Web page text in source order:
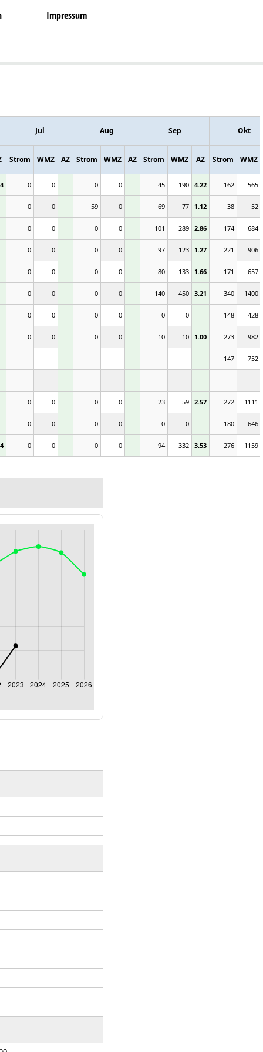
Impressum
Jul Aug Sep Okt
Strom WMZ AZ Strom WMZ AZ Strom WMZ AZ Strom WMZ
0 0 0 0 45 190 4.22 162 565
0 0 59 0 69 77 1.12 38 52
0 0 0 0 101 289 2.86 174 684
0 0 0 0 97 123 1.27 221 906
0 0 0 0 80 133 1.66 171 657
0 0 0 0 140 450 3.21 340 1400
0 0 0 0 0 0 148 428
0 0 0 0 10 10 1.00 273 982
147 752
0 0 0 0 23 59 2.57 272 1111
0 0 0 0 0 0 180 646
0 0 0 0 94 332 3.53 276 1159